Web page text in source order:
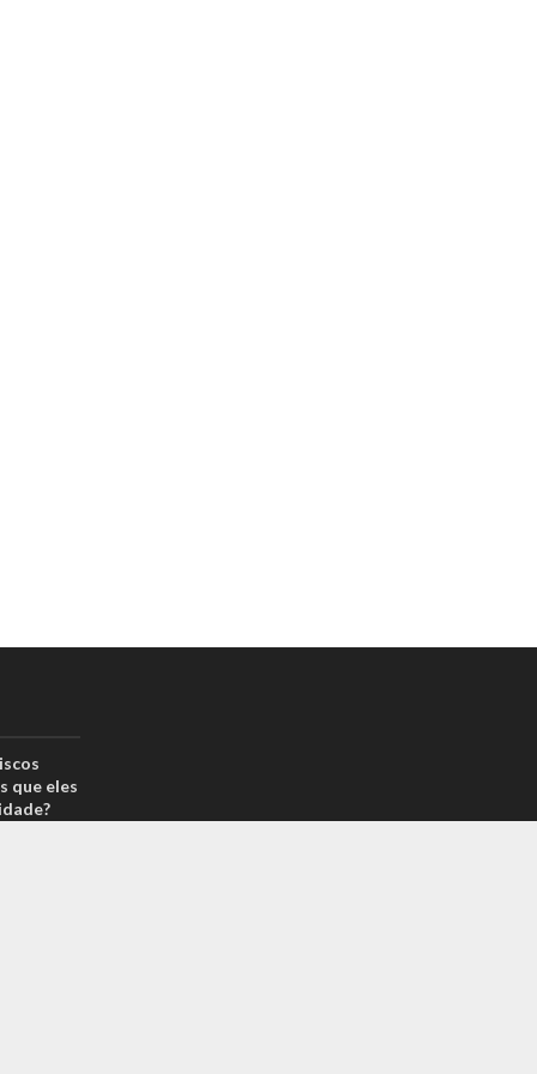
que eles